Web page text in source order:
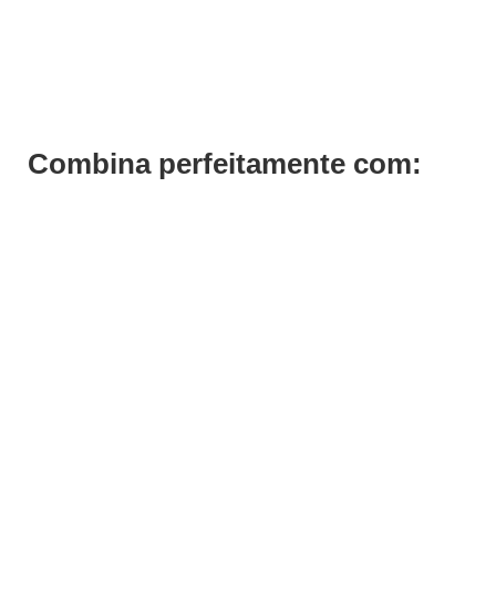
Combina perfeitamente com: